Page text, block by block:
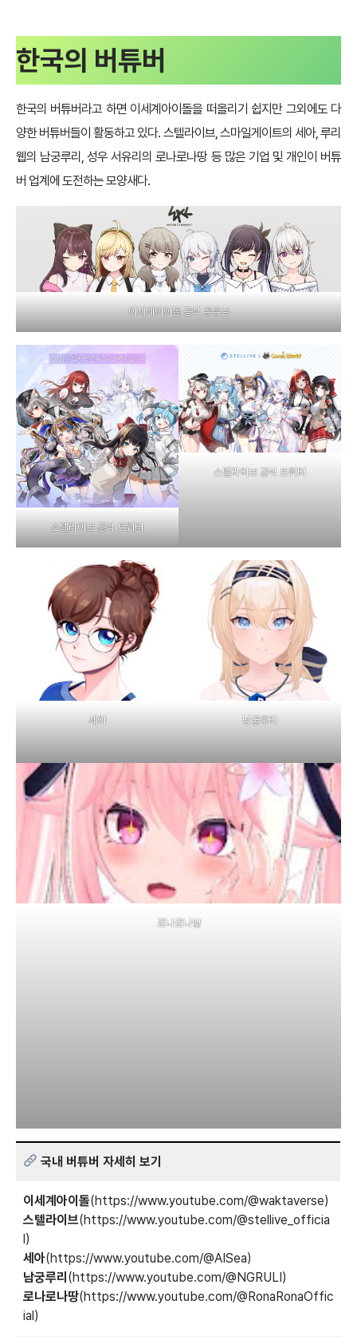
한국의 버튜버
한국의 버튜버라고 하면 이세계아이돌을 떠올리기 쉽지만 그외에도 다
양한 버튜버들이 활동하고 있다. 스텔라이브, 스마일게이트의 세아, 루리
웹의 남궁루리, 성우 서유리의 로나로나땅 등 많은 기업 및 개인이 버튜
버 업계에 도전하는 모양새다.
이세계아이돌 공식 유튜브
스텔라이브 공식 트위터
스텔라이브 공식 트위터
세아 남궁루리
로나로나땅
국내 버튜버 자세히 보기
이세계아이돌(https://www.youtube.com/@waktaverse)
스텔라이브(https://www.youtube.com/@stellive_officia
l)
세아(https://www.youtube.com/@AISea)
남궁루리 (https://www.youtube.com/@NGRULI)
로나로나땅(https://www.youtube.com/@RonaRonaOffic
ial)